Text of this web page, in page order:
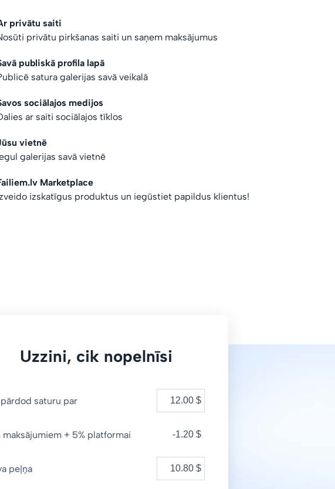
privātu saiti
privātu pirkšanas saiti un saņem maksājumus
publiskā profila lapā
satura galerijas savā veikalā
sociālajos medijos
ar saiti sociālajos tīklos
vietnē
galerijas savā vietnē
Marketplace
izskatīgus produktus un iegūstiet papildus klientus!
Uzzini, cik nopelnīsi
saturu par
maksājumiem + 5% platformai -1.20 $
peļņa